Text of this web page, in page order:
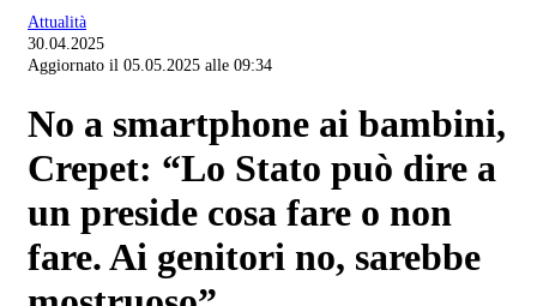
Attualità
30.04.2025
Aggiornato il 05.05.2025 alle 09:34
No a smartphone ai bambini,
Crepet: “Lo Stato può dire a
un preside cosa fare o non
fare. Ai genitori no, sarebbe